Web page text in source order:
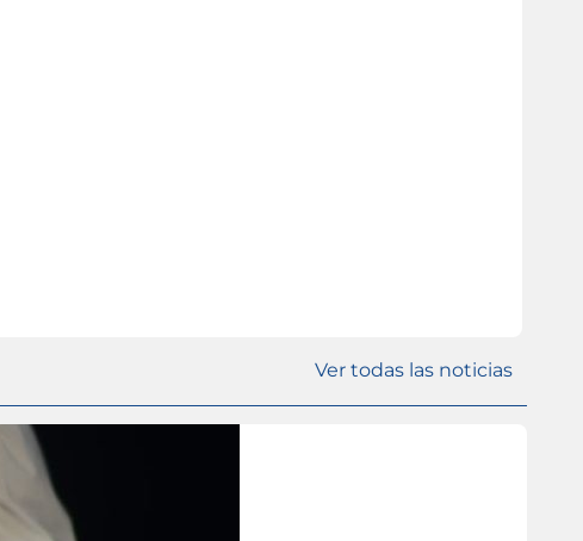
Ver todas las noticias